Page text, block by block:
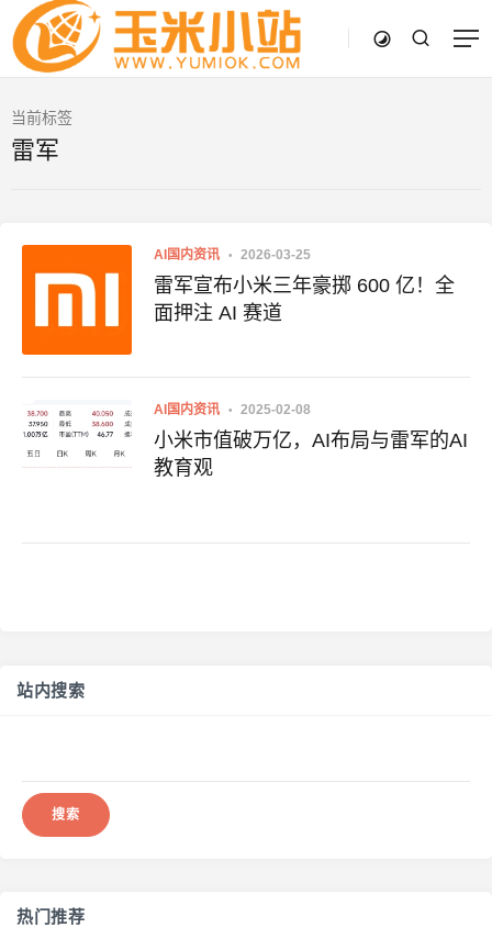
当前标签
雷军
AI国内资讯 2026-03-25
雷军宣布小米三年豪掷 600 亿！全
面押注 AI 赛道
AI国内资讯 2025-02-08
小米市值破万亿，AI布局与雷军的AI
教育观
站内搜索
热门推荐